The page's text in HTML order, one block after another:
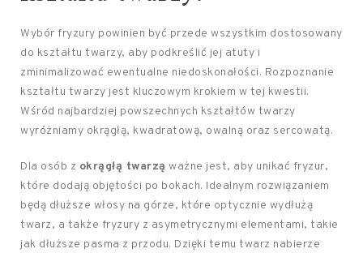
Wybór fryzury powinien być przede wszystkim dostosowany
do kształtu twarzy, aby podkreślić jej atuty i
zminimalizować ewentualne niedoskonałości. Rozpoznanie
kształtu twarzy jest kluczowym krokiem w tej kwestii.
Wśród najbardziej powszechnych kształtów twarzy
wyróżniamy okrągłą, kwadratową, owalną oraz sercowatą.
Dla osób z okrągłą twarzą ważne jest, aby unikać fryzur,
które dodają objętości po bokach. Idealnym rozwiązaniem
będą dłuższe włosy na górze, które optycznie wydłużą
twarz, a także fryzury z asymetrycznymi elementami, takie
jak dłuższe pasma z przodu. Dzięki temu twarz nabierze